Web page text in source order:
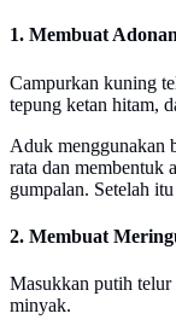
1. Membuat
Campurkan kuning
tepung ketan hitam,
Aduk menggunakan
rata dan membentuk
gumpalan. Setelah
2. Membuat
Masukkan putih telur
minyak.